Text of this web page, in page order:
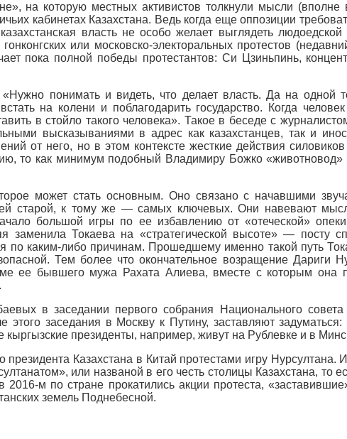
на которую местных активистов толкнули мысли
кабинетах Казахстана. Ведь когда еще оппозиции
власть не особо желает выглядеть людоедской
или московско-электоральных протестов
пока полной победы протестантов: Си Цзиньпинь,
понимать и видеть, что делает власть. Да на
на колени и поблагодарить государство. Когда
в стойло такого человека». Такое в беседе с
высказываниями в адрес как казахстанцев, так и
от него, но в этом контексте жесткие действия
то как минимум подобный Владимиру Божко
может стать основным. Оно связано с начавшими
старой, к тому же — самых ключевых. Они навевают
большой игры по ее избавлению от «отеческой»
Токаева на «стратегической высоте» — посту
по каким-либо причинам. Прошедшему именно такой путь
Тем более что окончательное возращение Дариги
ее бывшего мужа Рахата Алиева, вместе с которым
в заседании первого собрания Национального совета
заседания в Москву к Путину, заставляют
кыргызские президенты, например, живут на Рублевке и в
Казахстана в Китай протестами игру Нурсултана.
или названой в его честь столицы Казахстана, то
м по стране прокатились акции протеста,
земель Поднебесной.